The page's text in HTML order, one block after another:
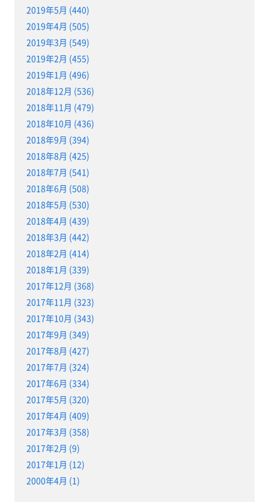
2019年5月 (440)
2019年4月 (505)
2019年3月 (549)
2019年2月 (455)
2019年1月 (496)
2018年12月 (536)
2018年11月 (479)
2018年10月 (436)
2018年9月 (394)
2018年8月 (425)
2018年7月 (541)
2018年6月 (508)
2018年5月 (530)
2018年4月 (439)
2018年3月 (442)
2018年2月 (414)
2018年1月 (339)
2017年12月 (368)
2017年11月 (323)
2017年10月 (343)
2017年9月 (349)
2017年8月 (427)
2017年7月 (324)
2017年6月 (334)
2017年5月 (320)
2017年4月 (409)
2017年3月 (358)
2017年2月 (9)
2017年1月 (12)
2000年4月 (1)